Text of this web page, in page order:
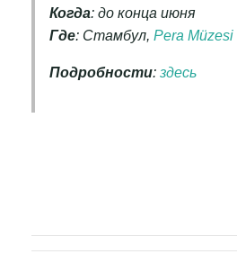
Когда: до конца июня
Где: Стамбул, Pera Müzesi
Подробности: здесь